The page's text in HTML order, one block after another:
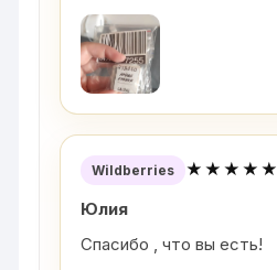
Wildberries ★★★★★
Юлия
Спасибо , что вы есть!